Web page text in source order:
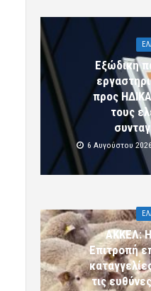
Εξώδικη
προς
τους
6 Αυγούστου
ΑΚΚΕΛ:
Επιτροπή
τις